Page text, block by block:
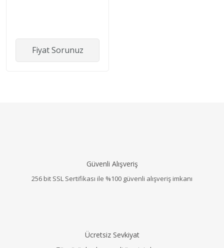
Fiyat Sorunuz
Güvenli Alışveriş
256 bit SSL Sertifikası ile %100 güvenli alışveriş imkanı
Ücretsiz Sevkiyat